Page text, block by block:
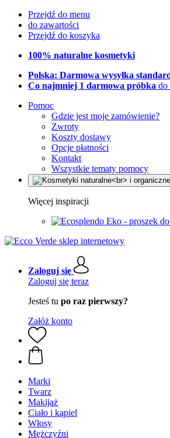
Przejdź do menu
do zawartości
Przejdź do koszyka
100% naturalne kosmetyki
Polska: Darmowa wysyłka
Co najmniej 1 darmowa próbka do
Pomoc
Gdzie jest moje zamówienie?
Zwroty
Koszty dostawy
Opcje płatności
Kontakt
Wszystkie tematy pomocy
Więcej inspiracji
Eko - proszek
Zaloguj się
Zaloguj się teraz
Jesteś tu po raz pierwszy?
Załóż konto
Marki
Twarz
Makijaż
Ciało i kąpiel
Włosy
Mężczyźni